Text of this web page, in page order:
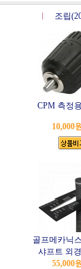
조립
CPM 측정
10,000
골프메카닉
샤프트 외
55,000